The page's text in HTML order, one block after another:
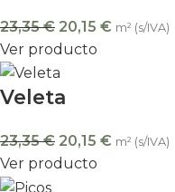
23,35€ 20,15 € m² (s/IVA)
Ver producto
Veleta
23,35€ 20,15 € m² (s/IVA)
Ver producto